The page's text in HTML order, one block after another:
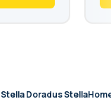
Stella Doradus